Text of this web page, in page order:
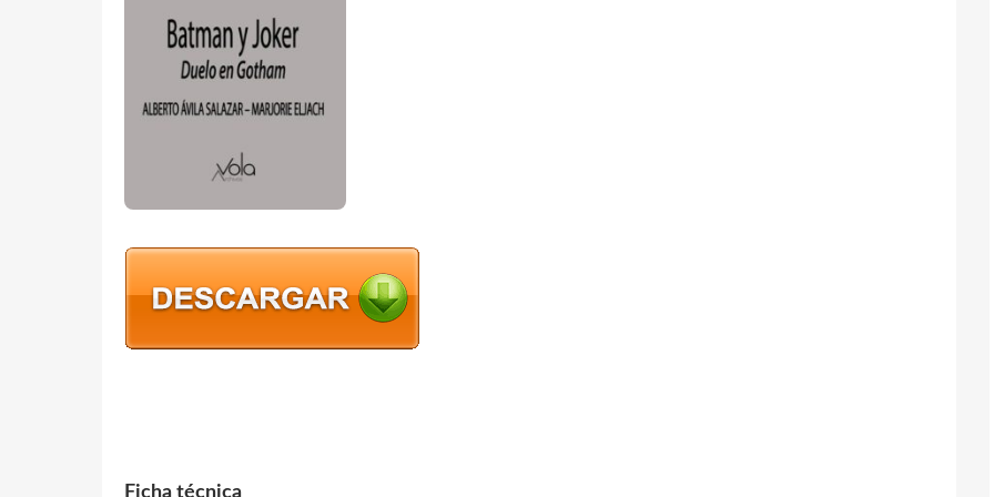
Ficha técnica